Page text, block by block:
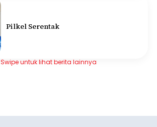
Pilkel Serentak
Swipe untuk lihat berita lainnya